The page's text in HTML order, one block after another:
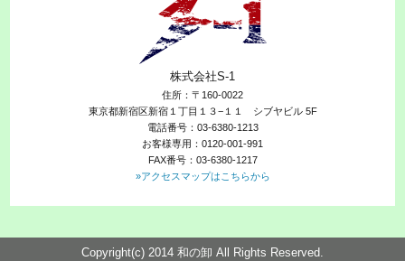
株式会社S-1
住所：〒160-0022
東京都新宿区新宿１丁目１３−１１ シブヤビル 5F
電話番号：03-6380-1213
お客様専用：0120-001-991
FAX番号：03-6380-1217
»アクセスマップはこちらから
Copyright(c) 2014 和の卸 All Rights Reserved.